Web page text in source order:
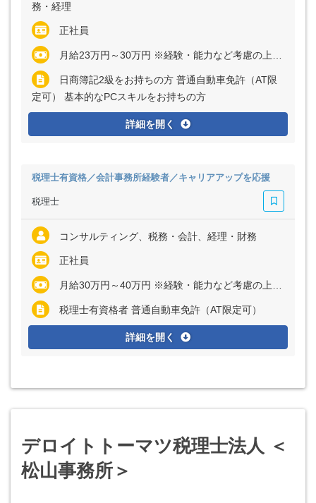
務・経理
正社員
月給23万円～30万円 ※経験・能力など考慮の上、決定いたします ※上記に固定残業代（月7.7時間分＝一律1万円）を含む ※超過分は別途全額支給
日商簿記2級をお持ちの方 普通自動車免許（AT限
定可） 基本的なPCスキルをお持ちの方
詳細を開く
税理士有資格／会計事務所経験者／キャリアアップを応援
税理士
コンサルティング、税務・会計、経理・財務
正社員
月給30万円～40万円 ※経験・能力など考慮の上、決定いたします ※上記に固定残業代（月7.7時間分＝一律1万円）を含む ※超過分は別途全額支給
税理士有資格者 普通自動車免許（AT限定可）
詳細を開く
デロイトトーマツ税理士法人 ＜
松山事務所＞